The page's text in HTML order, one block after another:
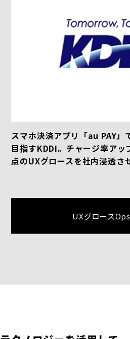
スマホ決済アプリ「au PAY」
目指すKDDI。チャージ率アッ
点のUXグロースを社内浸透さ
UXグロース